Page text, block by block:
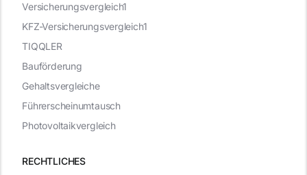
RECHTLICHES
Versicherungsvergleich1
KFZ-Versicherungsvergleich1
TIQQLER
Bauförderung
Gehaltsvergleiche
Führerscheinumtausch
Photovoltaikvergleich